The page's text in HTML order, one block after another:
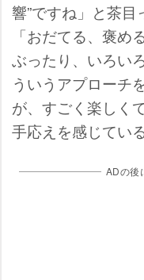
響”ですね」と茶目
「おだてる、褒め
ぶったり、いろい
ういうアプローチ
が、すごく楽しく
手応えを感じてい
ADの後